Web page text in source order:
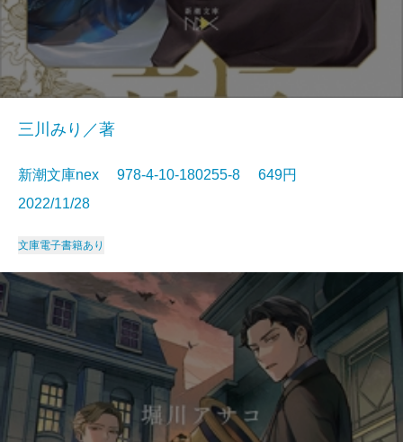
三川みり／著
新潮文庫nex 978-4-10-180255-8 649円
2022/11/28
文庫電子書籍あり